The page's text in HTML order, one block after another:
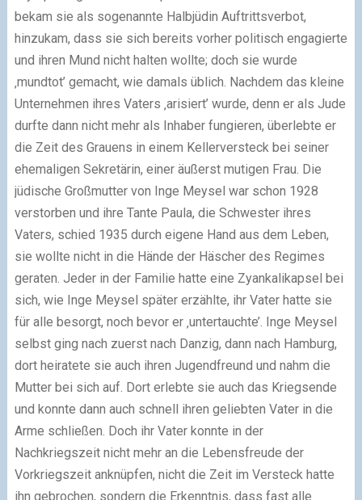
bekam sie als sogenannte Halbjüdin Auftrittsverbot,
hinzukam, dass sie sich bereits vorher politisch engagierte
und ihren Mund nicht halten wollte; doch sie wurde
‚mundtot’ gemacht, wie damals üblich. Nachdem das kleine
Unternehmen ihres Vaters ‚arisiert’ wurde, denn er als Jude
durfte dann nicht mehr als Inhaber fungieren, überlebte er
die Zeit des Grauens in einem Kellerversteck bei seiner
ehemaligen Sekretärin, einer äußerst mutigen Frau. Die
jüdische Großmutter von Inge Meysel war schon 1928
verstorben und ihre Tante Paula, die Schwester ihres
Vaters, schied 1935 durch eigene Hand aus dem Leben,
sie wollte nicht in die Hände der Häscher des Regimes
geraten. Jeder in der Familie hatte eine Zyankalikapsel bei
sich, wie Inge Meysel später erzählte, ihr Vater hatte sie
für alle besorgt, noch bevor er ‚untertauchte’. Inge Meysel
selbst ging nach zuerst nach Danzig, dann nach Hamburg,
dort heiratete sie auch ihren Jugendfreund und nahm die
Mutter bei sich auf. Dort erlebte sie auch das Kriegsende
und konnte dann auch schnell ihren geliebten Vater in die
Arme schließen. Doch ihr Vater konnte in der
Nachkriegszeit nicht mehr an die Lebensfreude der
Vorkriegszeit anknüpfen, nicht die Zeit im Versteck hatte
ihn gebrochen, sondern die Erkenntnis, dass fast alle